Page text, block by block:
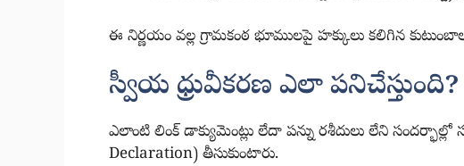
ఈ నిర్ణయం వల్ల గ్రామకంఠ భూములపై హక్కులు కలిగిన
స్వీయ ధ్రువీకరణ ఎలా పనిచేస్తుంది?
ఎలాంటి లింక్ డాక్యుమెంట్లు లేదా పన్ను రశీదులు లేని సందర్భాల్లో
Declaration) తీసుకుంటారు.